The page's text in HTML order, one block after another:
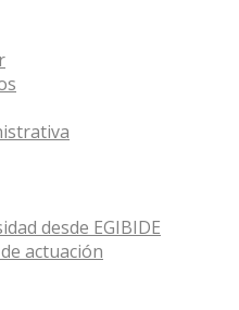
desde EGIBIDE
actuación